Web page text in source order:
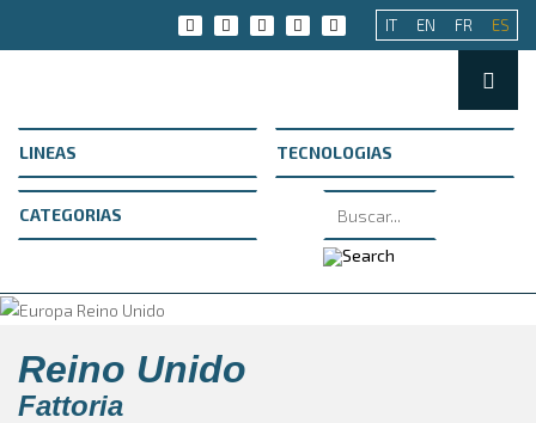
IT EN FR ES
Reino Unido
Fattoria